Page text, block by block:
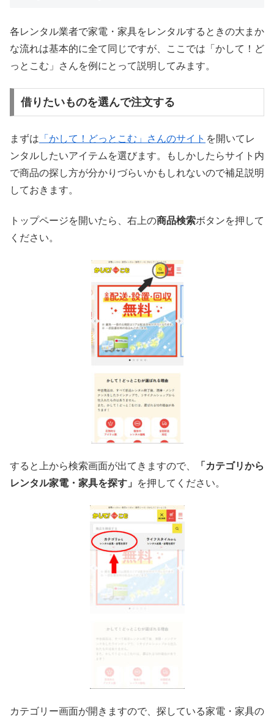
各レンタル業者で家電・家具をレンタルするときの大まか
な流れは基本的に全て同じですが、ここでは「かして！ど
っとこむ」さんを例にとって説明してみます。
借りたいものを選んで注文する
まずは 「かして！どっとこむ」さんのサイト を開いてレ
ンタルしたいアイテムを選びます。もしかしたらサイト内
で商品の探し方が分かりづらいかもしれないので補足説明
しておきます。
トップページを開いたら、右上の商品検索ボタンを押して
ください。
すると上から検索画面が出てきますので、
「カテゴリから
レンタル家電・家具を探す」
を押してください。
カテゴリー画面が開きますので、探している家電・家具の